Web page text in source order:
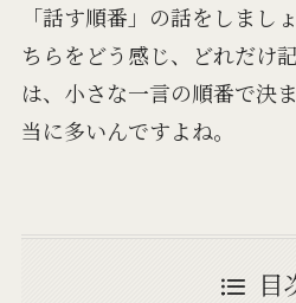
「話す順番」の話をしまし
ちらをどう感じ、どれだけ
は、小さな一言の順番で決
当に多いんですよね。
目